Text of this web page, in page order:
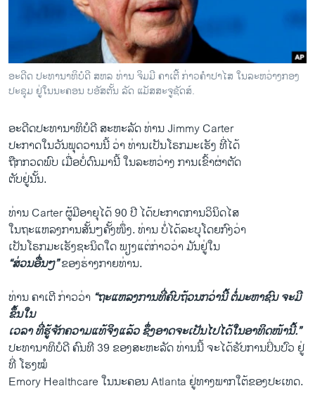
ວິທະຍາສາດ-ເທັກໂນໂລຈີ
ພາສາອັງກິດ
ວີດີໂອ
ລາຍການກະຈາຍສຽງ
ລາຍງານ
ຕິດຕາມພວກເຮົາ ທີ່
ພາສາຕ່າງໆ
ອະດີດ ປະທານາທິບໍດີ ສຫລ ທ່ານ ຈິມມີ ຄາເຕີ້ ກ່າວຄຳປາໄສ ໃນລະຫວ່າງກອງ
ປະຊຸມ ຢູ່ໃນນະຄອນ ບອັສຕັ້ນ ລັດ ແມັສສະຈູຊັດສ໌.
ອະດີດ​ປະທານາທິບໍດີ ສະຫະລັດ ທ່ານ Jimmy Carter
ປະກາດ​ໃນ​ວັນ​ພຸດ​ວານ​ນີ້ ວ່າ ທ່ານ​ເປັນ​ໂຣກມະ​ເຮັງ ທີ່​ໄດ້
​ຖືກ​ກວດ​ພົບ ​ເມື່ອ​ບໍ່​ດົນ​ມາ​ນີ້ ​ໃນ​ລະຫວ່າງ​ ການ​ເຂົ້າຜ່າຕັດ
​ຕັບ​ຢູ່​ນັ້ນ.
ທ່ານ Carter ຜູ້​ມີ​ອາຍຸ​ໄດ້ 90 ປີ ​ໄດ້ປະກາດ​ການ​ວິນິດ​ໄສ
​ໃນຖະ​ແຫລ​ງການສັ້ນໆ​ຄັ້ງໜຶ່ງ. ທ່ານ ບໍ່​ໄດ້​ລະບຸ​ໂດຍ​ກົງ​ວ່າ
​ເປັນ​ໂຣກມະ​ເຮັງ​ຊະນິດ​ໃດ ພຽງ​ແຕ່​ກ່າວ​ວ່າ ມັນ​ຢູ່​ໃນ
“ສ່ວນ​ອື່ນໆ”ຂອງ​ຮ່າງ​ກາຍ​ທ່ານ.
ທ່ານ ຄາ​ເຕີ ກ່າວ​ວ່າ “ຖະ​ແຫລ​ງການ​ທີ່​ຄົບ​ຖ້ວນ​ກວ່າ​ນີ້ ຕໍ່​ມະຫາຊົນ ຈະມີ​
ຂຶ້ນ​ໃນ​
ເວລາ ທີ່​ຮູ້ຈັກ​ຄວາມ​ແທ້​ຈິງ​ແລ້ວ ຊຶ່ງອາດ​ຈະ​ເປັນ​ໄປ​ໄດ້​ໃນ​ອາທິດ​ໜ້າ​ນີ້.”
ປະທານາທິບໍດີ ຄົນທີ 39 ຂອງ​ສະຫະລັດ ທ່ານ​ນີ້ ຈະ​ໄດ້​ຮັບ​ການ​ປິ່ນປົວ ຢູ່​
ທີ່ ​ໂຮງໝໍ
Emory Healthcare ​ໃນ​ນະຄອນ Atlanta ຢູ່ທາງ​ພາກ​ໃຕ້ຂອງ​ປະ​ເທດ.